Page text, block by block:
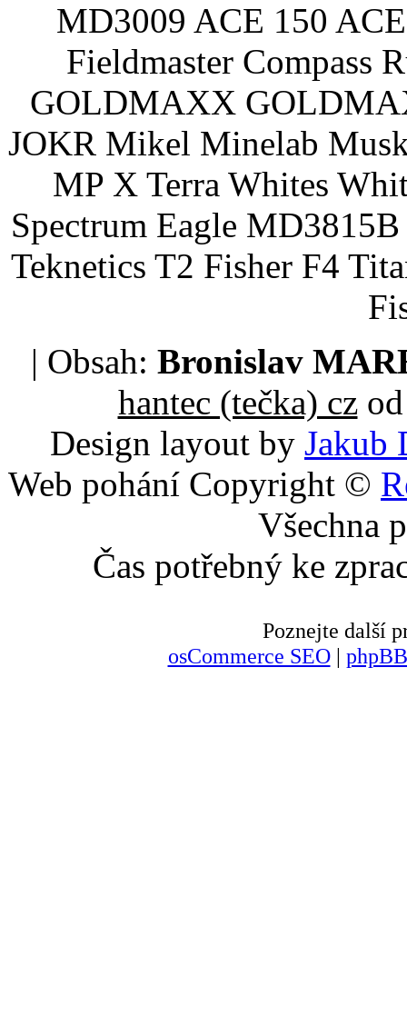
MD3009 ACE 150
Fieldmaster Compass
GOLDMAXX
JOKR Mikel Minelab
MP X Terra Whites
Spectrum Eagle
Teknetics T2 Fisher F4
| Obsah: Bronislav
hantec (tečka) czod
Design layout by Jakub
Web pohání Copyright ©
Všechna
Čas potřebný ke
Poznejte další
osCommerce SEO|